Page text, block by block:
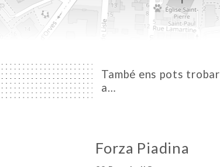
També ens pots trobar
a…
Forza Piadina